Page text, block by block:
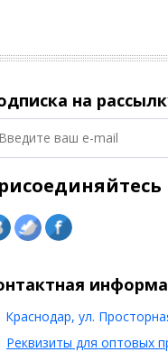
на
Краснодар, ул.
Реквизиты для оптовых